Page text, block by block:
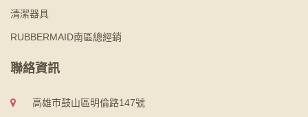
清潔器具
RUBBERMAID南區總經銷
聯絡資訊
高雄市鼓山區明倫路147號